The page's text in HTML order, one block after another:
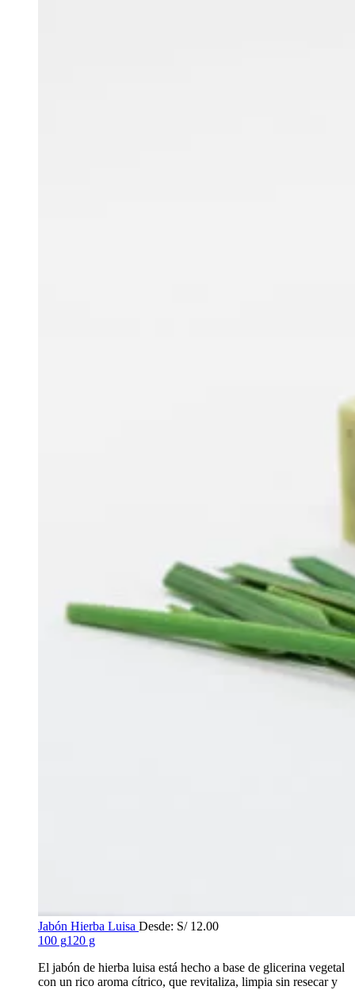
Jabón Hierba Luisa Desde: S/12.00
100 g120 g
El jabón de hierba luisa está hecho a base de glicerina vegetal
con un rico aroma cítrico, que revitaliza, limpia sin resecar y